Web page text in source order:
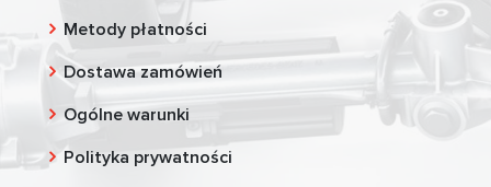
Metody płatności
Dostawa zamówień
Ogólne warunki
Polityka prywatności